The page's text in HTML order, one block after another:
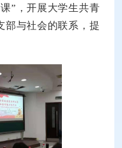
”，开展大学生共青
部与社会的联系，提